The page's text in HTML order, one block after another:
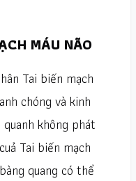
MÁU NÃO
Tai biến mạch
chóng và kinh
không phát
Tai biến mạch
quang có thể